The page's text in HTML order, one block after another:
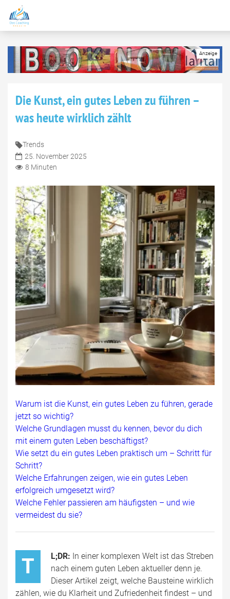
Die Kunst, ein gutes Leben zu führen –
was heute wirklich zählt
Trends
25. November 2025
8 Minuten
Warum ist die Kunst, ein gutes Leben zu führen, gerade
jetzt so wichtig?
Welche Grundlagen musst du kennen, bevor du dich
mit einem guten Leben beschäftigst?
Wie setzt du ein gutes Leben praktisch um – Schritt für
Schritt?
Welche Erfahrungen zeigen, wie ein gutes Leben
erfolgreich umgesetzt wird?
Welche Fehler passieren am häufigsten – und wie
vermeidest du sie?
T L;DR: In einer komplexen Welt ist das Streben
nach einem guten Leben aktueller denn je.
Dieser Artikel zeigt, welche Bausteine wirklich
zählen, wie du Klarheit und Zufriedenheit findest – und